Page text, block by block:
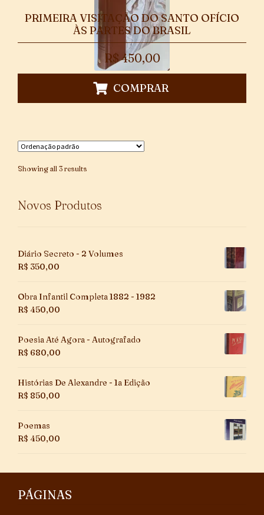
PRIMEIRA VISITAÇÃO DO SANTO OFÍCIO
ÀS PARTES DO BRASIL
R$450,00
COMPRAR
Showing all 3 results
Novos Produtos
Diário Secreto - 2 Volumes
R$ 350,00
Obra Infantil Completa 1882 - 1982
R$ 450,00
Poesia Até Agora - Autografado
R$ 680,00
Histórias De Alexandre - 1a Edição
R$ 850,00
Poemas
R$ 450,00
PÁGINAS